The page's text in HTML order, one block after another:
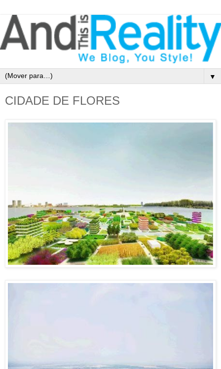
▼
CIDADE DE FLORES